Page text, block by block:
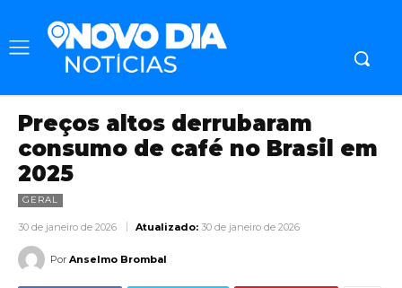
Preços altos derrubaram
consumo de café no Brasil em
2025
GERAL
30 de janeiro de 2026 Atualizado: 30 de janeiro de 2026
Por Anselmo Brombal